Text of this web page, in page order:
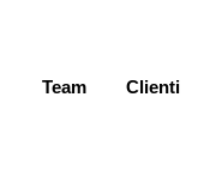
Clienti
Team